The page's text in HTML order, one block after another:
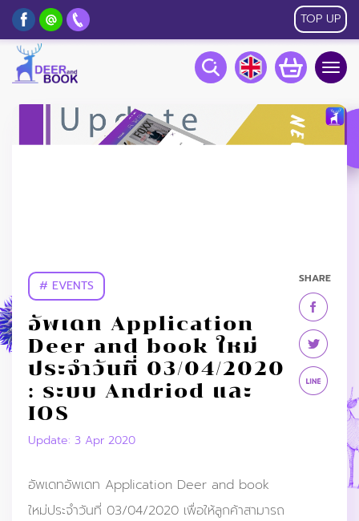
TOP UP
SHARE
# EVENTS
อัพเดท Application
Deer and book ใหม่
ประจำวันที่ 03/04/2020
: ระบบ Andriod และ
IOS
Update: 3 Apr 2020
อัพเดทอัพเดท Application Deer and book
ใหม่ประจำวันที่ 03/04/2020 เพื่อให้ลูกค้าสามารถ